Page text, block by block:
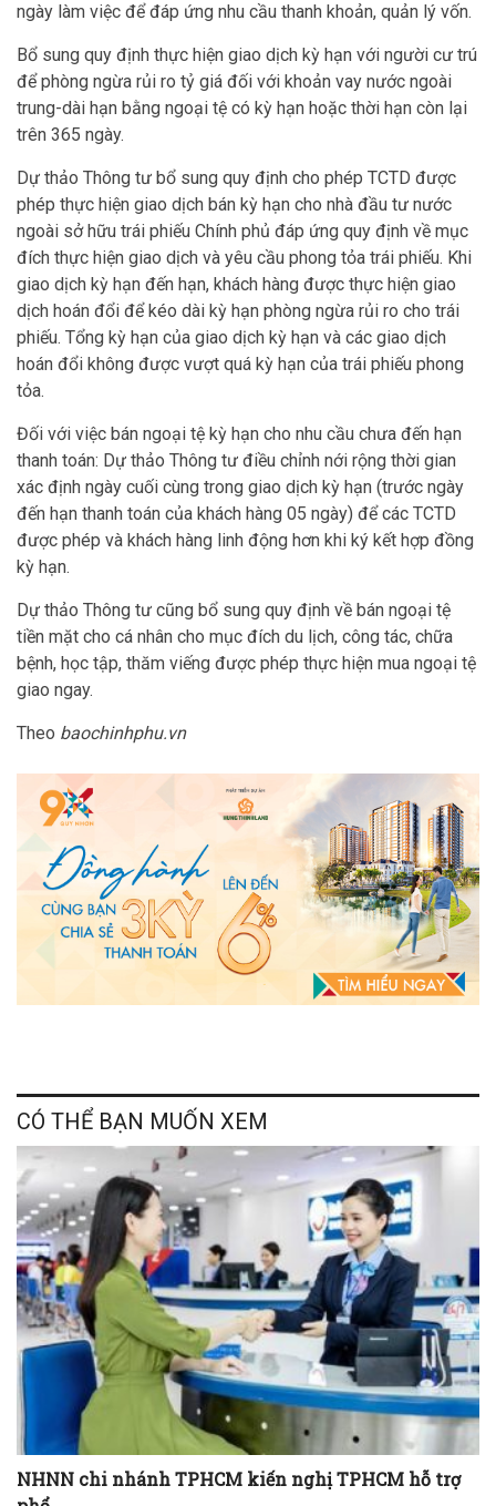
ngày làm việc để đáp ứng nhu cầu thanh khoản, quản lý vốn.
Bổ sung quy định thực hiện giao dịch kỳ hạn với người cư trú
để phòng ngừa rủi ro tỷ giá đối với khoản vay nước ngoài
trung-dài hạn bằng ngoại tệ có kỳ hạn hoặc thời hạn còn lại
trên 365 ngày.
Dự thảo Thông tư bổ sung quy định cho phép TCTD được
phép thực hiện giao dịch bán kỳ hạn cho nhà đầu tư nước
ngoài sở hữu trái phiếu Chính phủ đáp ứng quy định về mục
đích thực hiện giao dịch và yêu cầu phong tỏa trái phiếu. Khi
giao dịch kỳ hạn đến hạn, khách hàng được thực hiện giao
dịch hoán đổi để kéo dài kỳ hạn phòng ngừa rủi ro cho trái
phiếu. Tổng kỳ hạn của giao dịch kỳ hạn và các giao dịch
hoán đổi không được vượt quá kỳ hạn của trái phiếu phong
tỏa.
Đối với việc bán ngoại tệ kỳ hạn cho nhu cầu chưa đến hạn
thanh toán: Dự thảo Thông tư điều chỉnh nới rộng thời gian
xác định ngày cuối cùng trong giao dịch kỳ hạn (trước ngày
đến hạn thanh toán của khách hàng 05 ngày) để các TCTD
được phép và khách hàng linh động hơn khi ký kết hợp đồng
kỳ hạn.
Dự thảo Thông tư cũng bổ sung quy định về bán ngoại tệ
tiền mặt cho cá nhân cho mục đích du lịch, công tác, chữa
bệnh, học tập, thăm viếng được phép thực hiện mua ngoại tệ
giao ngay.
Theo baochinhphu.vn
CÓ THỂ BẠN MUỐN XEM
NHNN chi nhánh TPHCM kiến nghị TPHCM hỗ trợ